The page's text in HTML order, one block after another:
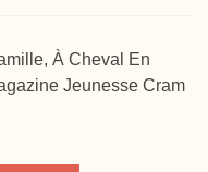
À Cheval En
Jeunesse Cram